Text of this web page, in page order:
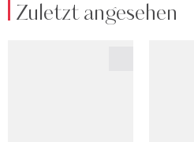
Zuletzt angesehen